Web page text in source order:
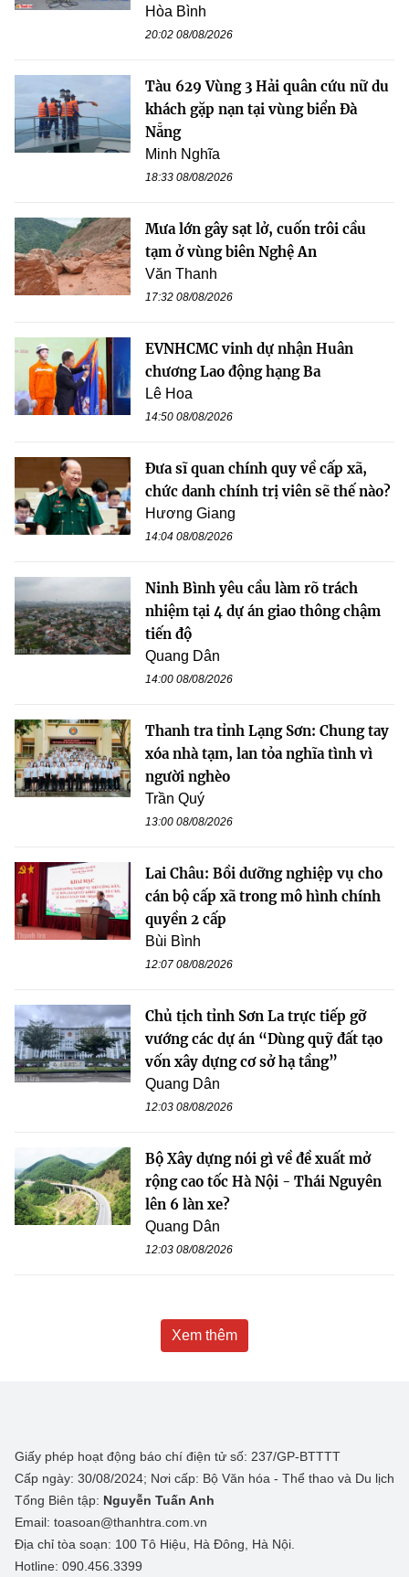
Hòa Bình
20:02 08/08/2026
Tàu 629 Vùng 3 Hải quân cứu nữ du
khách gặp nạn tại vùng biển Đà
Nẵng
Minh Nghĩa
18:33 08/08/2026
Mưa lớn gây sạt lở, cuốn trôi cầu
tạm ở vùng biên Nghệ An
Văn Thanh
17:32 08/08/2026
EVNHCMC vinh dự nhận Huân
chương Lao động hạng Ba
Lê Hoa
14:50 08/08/2026
Đưa sĩ quan chính quy về cấp xã,
chức danh chính trị viên sẽ thế nào?
Hương Giang
14:04 08/08/2026
Ninh Bình yêu cầu làm rõ trách
nhiệm tại 4 dự án giao thông chậm
tiến độ
Quang Dân
14:00 08/08/2026
Thanh tra tỉnh Lạng Sơn: Chung tay
xóa nhà tạm, lan tỏa nghĩa tình vì
người nghèo
Trần Quý
13:00 08/08/2026
Lai Châu: Bồi dưỡng nghiệp vụ cho
cán bộ cấp xã trong mô hình chính
quyền 2 cấp
Bùi Bình
12:07 08/08/2026
Chủ tịch tỉnh Sơn La trực tiếp gỡ
vướng các dự án “Dùng quỹ đất tạo
vốn xây dựng cơ sở hạ tầng”
Quang Dân
12:03 08/08/2026
Bộ Xây dựng nói gì về đề xuất mở
rộng cao tốc Hà Nội - Thái Nguyên
lên 6 làn xe?
Quang Dân
12:03 08/08/2026
Xem thêm
Giấy phép hoạt động báo chí điện tử số: 237/GP-BTTTT
Cấp ngày: 30/08/2024; Nơi cấp: Bộ Văn hóa - Thể thao và Du lịch
Tổng Biên tập: Nguyễn Tuấn Anh
Email: toasoan@thanhtra.com.vn
Địa chỉ tòa soạn: 100 Tô Hiệu, Hà Đông, Hà Nội.
Hotline: 090.456.3399